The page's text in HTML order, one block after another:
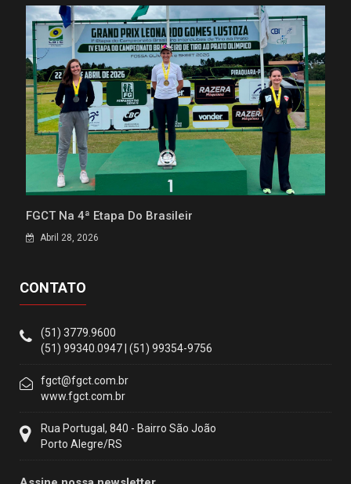
FGCT Na 4ª Etapa Do Brasileir
Abril 28, 2026
CONTATO
(51) 3779.9600
(51) 99340.0947 | (51) 99354-9756
fgct@fgct.com.br
www.fgct.com.br
Rua Portugal, 840 - Bairro São João
Porto Alegre/RS